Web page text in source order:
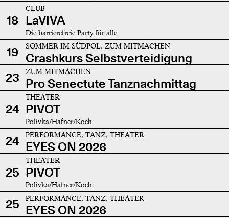
18
CLUB
LaVIVA
Die barrierefreie Party für alle
19 SOMMER IM SÜDPOL, ZUM MITMACHEN
Crashkurs Selbstverteidigung
23
ZUM MITMACHEN
Pro Senectute Tanznachmittag
24
THEATER
PIVOT
Polivka/Hafner/Koch
24 PERFORMANCE, TANZ, THEATER
EYES ON 2026
25
THEATER
PIVOT
Polivka/Hafner/Koch
25 PERFORMANCE, TANZ, THEATER
EYES ON 2026